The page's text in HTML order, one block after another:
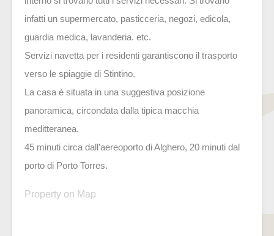
infatti un supermercato, pasticceria, negozi, edicola,
guardia medica, lavanderia. etc.
Servizi navetta per i residenti garantiscono il trasporto
verso le spiaggie di Stintino.
La casa è situata in una suggestiva posizione
panoramica, circondata dalla tipica macchia
meditteranea.
45 minuti circa dall’aereoporto di Alghero, 20 minuti dal
porto di Porto Torres.
Property on Map